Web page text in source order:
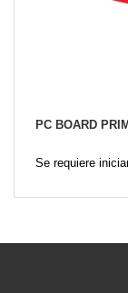
PC BOARD
Se requiere